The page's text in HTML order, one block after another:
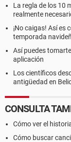
La regla de los 10
realmente
¡No caigas! Así es
temporada
Así puedes
aplicación
Los científicos
antigüedad en
CONSULTA
Cómo ver el
Cómo buscar